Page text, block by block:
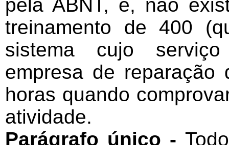
pela ABNT, e, não
treinamento de 400
sistema cujo
empresa de
horas quando
atividade.
Parágrafo único -